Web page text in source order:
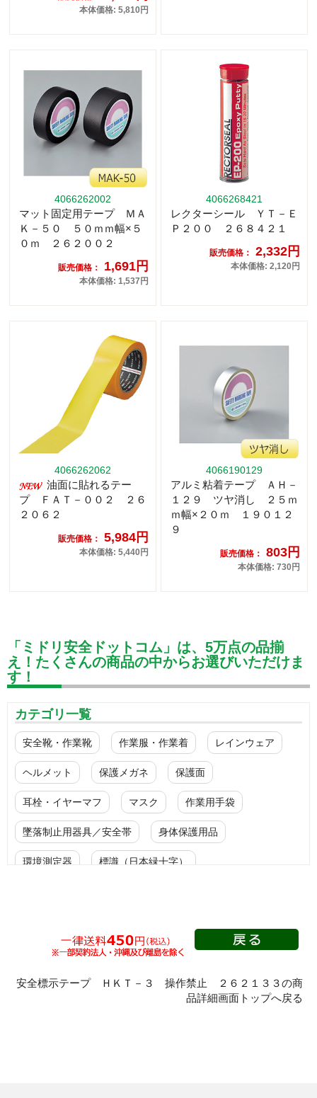
本体価格: 5,810円
4066262002
マット固定用テープ ＭＡ
Ｋ－５０ ５０ｍｍ幅×５
０ｍ ２６２００２
販売価格： 1,691円
本体価格: 1,537円
4066268421
レクターシール ＹＴ－Ｅ
Ｐ２００ ２６８４２１
販売価格： 2,332円
本体価格: 2,120円
4066262062
油面に貼れるテー
プ ＦＡＴ－００２ ２６
２０６２
販売価格： 5,984円
本体価格: 5,440円
4066190129
アルミ粘着テープ ＡＨ－
１２９ ツヤ消し ２５ｍ
ｍ幅×２０ｍ １９０１２
９
販売価格： 803円
本体価格: 730円
「ミドリ安全ドットコム」は、5万点の品揃
え！たくさんの商品の中からお選びいただけま
す！
カテゴリ一覧
安全靴・作業靴 作業服・作業着 レインウェア
ヘルメット 保護メガネ 保護面
耳栓・イヤーマフ マスク 作業用手袋
墜落制止用器具／安全帯 身体保護用品
環境測定器 標識（日本緑十字）
設備用品・作業補助用品 工事作業用品
分煙対策機器 衛生用品 保安・保守用品
安全標示テープ ＨＫＴ－３ 操作禁止 ２６２１３３の商
品詳細画面トップへ戻る